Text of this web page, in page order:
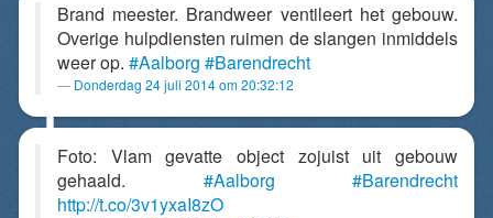
Brand meester. Brandweer ventileert het gebouw.
Overige hulpdiensten ruimen de slangen inmiddels
weer op. #Aalborg #Barendrecht
Donderdag 24 juli 2014 om 20:32:12
Foto: Vlam gevatte object zojuist uit gebouw
gehaald. #Aalborg
#Barendrecht
http://t.co/3v1yxaI8zO